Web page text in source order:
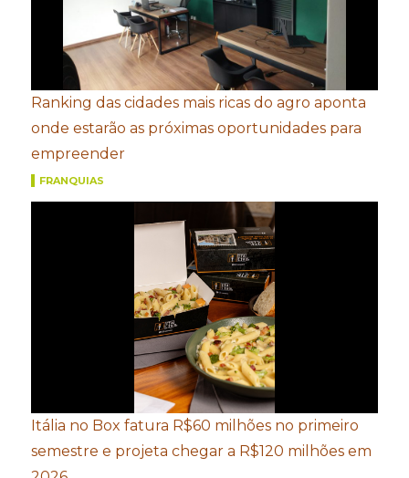
Ranking das cidades mais ricas do agro aponta
onde estarão as próximas oportunidades para
empreender
FRANQUIAS
Itália no Box fatura R$60 milhões no primeiro
semestre e projeta chegar a R$120 milhões em